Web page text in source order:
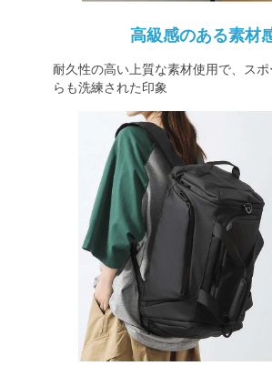
高級感のある素材
耐久性の高い上質な素材使用で、ス
らも洗練された印象